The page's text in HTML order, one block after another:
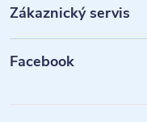
aZákaznický servis
Facebook